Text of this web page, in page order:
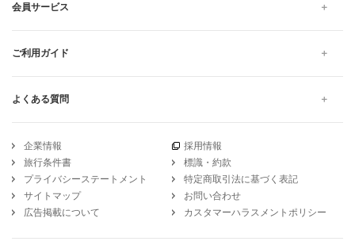
会員サービス
ご利用ガイド
よくある質問
企業情報
採用情報
旅行条件書
標識・約款
プライバシーステートメント
特定商取引法に基づく表記
サイトマップ
お問い合わせ
広告掲載について
カスタマーハラスメントポリシー